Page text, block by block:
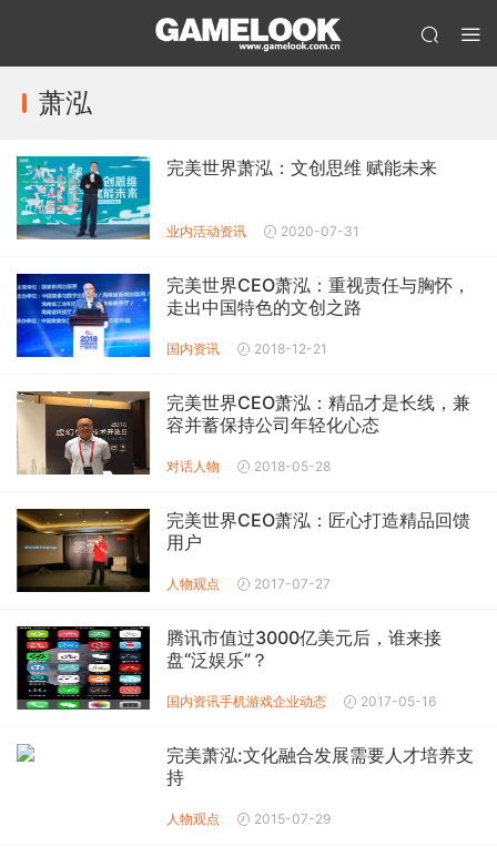
萧泓
完美世界萧泓：文创思维 赋能未来
业内活动资讯 2020-07-31
完美世界CEO萧泓：重视责任与胸怀，
走出中国特色的文创之路
国内资讯 2018-12-21
完美世界CEO萧泓：精品才是长线，兼
容并蓄保持公司年轻化心态
对话人物 2018-05-28
完美世界CEO萧泓：匠心打造精品回馈
用户
人物观点 2017-07-27
腾讯市值过3000亿美元后，谁来接
盘“泛娱乐”？
国内资讯手机游戏企业动态 2017-05-16
完美萧泓:文化融合发展需要人才培养支
持
人物观点 2015-07-29